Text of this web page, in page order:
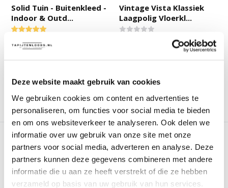
Deze website maakt gebruik van cookies
We gebruiken cookies om content en advertenties te
personaliseren, om functies voor social media te bieden
en om ons websiteverkeer te analyseren. Ook delen we
informatie over uw gebruik van onze site met onze
partners voor social media, adverteren en analyse. Deze
partners kunnen deze gegevens combineren met andere
informatie die u aan ze heeft verstrekt of die ze hebben
verzameld op basis van uw gebruik van hun services.
Solid Tuin - Buitenkleed -
Indoor & Outd...
Vergelijk
Vintage Vista Klassiek
Laagpolig Vloerkl...
Vergelijk